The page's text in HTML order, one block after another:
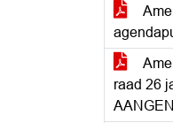
raad 26